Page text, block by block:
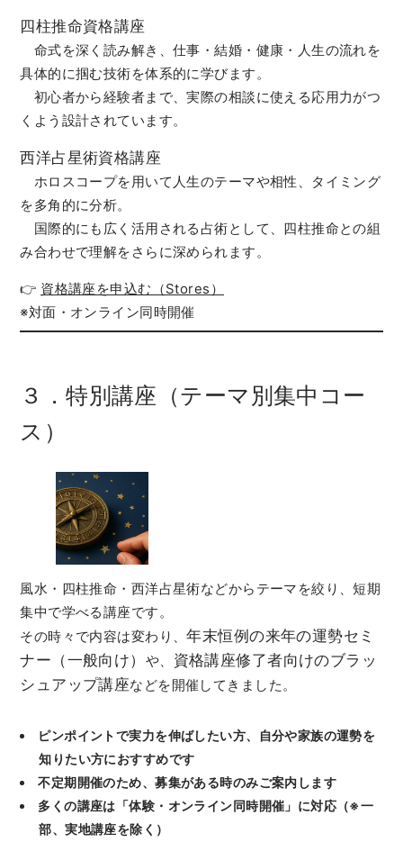
四柱推命資格講座
命式を深く読み解き、仕事・結婚・健康・人生の流れを
具体的に掴む技術を体系的に学びます。
初心者から経験者まで、実際の相談に使える応用力がつ
くよう設計されています。
西洋占星術資格講座
ホロスコープを用いて人生のテーマや相性、タイミング
を多角的に分析。
国際的にも広く活用される占術として、四柱推命との組
み合わせで理解をさらに深められます。
👉 資格講座を申込む（Stores）
※対面・オンライン同時開催
３．特別講座（テーマ別集中コー
ス）
風水・四柱推命・西洋占星術などからテーマを絞り、短期
集中で学べる講座です。
その時々で内容は変わり、年末恒例の来年の運勢セミ
ナー（一般向け） や、 資格講座修了者向けのブラッ
シュアップ講座などを開催してきました。
ピンポイントで実力を伸ばしたい方、自分や家族の運勢を
知りたい方におすすめです
不定期開催のため、募集がある時のみご案内します
多くの講座は「体験・オンライン同時開催」に対応（※一
部、実地講座を除く）